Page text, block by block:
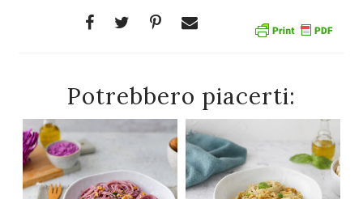
Potrebbero piacerti: